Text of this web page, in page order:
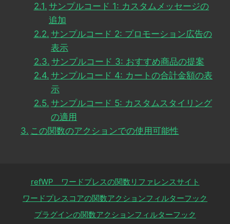
サンプルコード 1: カスタムメッセージの
追加
サンプルコード 2: プロモーション広告の
表示
サンプルコード 3: おすすめ商品の提案
サンプルコード 4: カートの合計金額の表
示
サンプルコード 5: カスタムスタイリング
の適用
この関数のアクションでの使用可能性
refWP ワードプレスの関数リファレンスサイト
ワードプレスコアの関数アクションフィルターフック
プラグインの関数アクションフィルターフック